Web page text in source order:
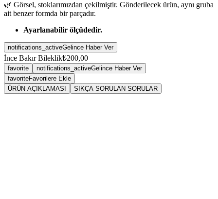
🌿 Görsel, stoklarımızdan çekilmiştir. Gönderilecek ürün, aynı gruba
ait benzer formda bir parçadır.
Ayarlanabilir ölçüdedir.
notifications_activeGelince Haber Ver
İnce Bakır Bileklik₺200,00
favorite notifications_activeGelince Haber Ver
favoriteFavorilere Ekle
ÜRÜN AÇIKLAMASI
SIKÇA SORULAN SORULAR